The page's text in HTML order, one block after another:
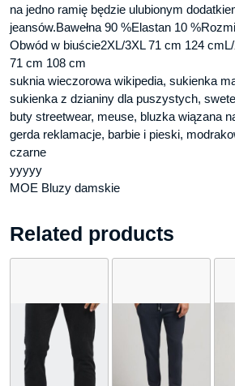
na jedno ramię będzie ulubionym
jeansów.Bawełna 90 %Elastan 10
Obwód w biuście2XL/3XL 71 cm 124
71 cm 108 cm
suknia wieczorowa wikipedia, sukienka
sukienka z dzianiny dla puszystych,
buty streetwear, meuse, bluzka wiązana
gerda reklamacje, barbie i pieski,
czarne
yyyyy
MOE Bluzy damskie
Related products